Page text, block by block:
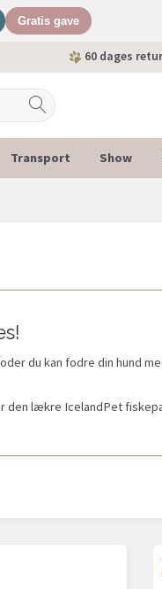
Gratis gave
60 dages
Transport Show
du kan fodre din hund
lækre IcelandPet